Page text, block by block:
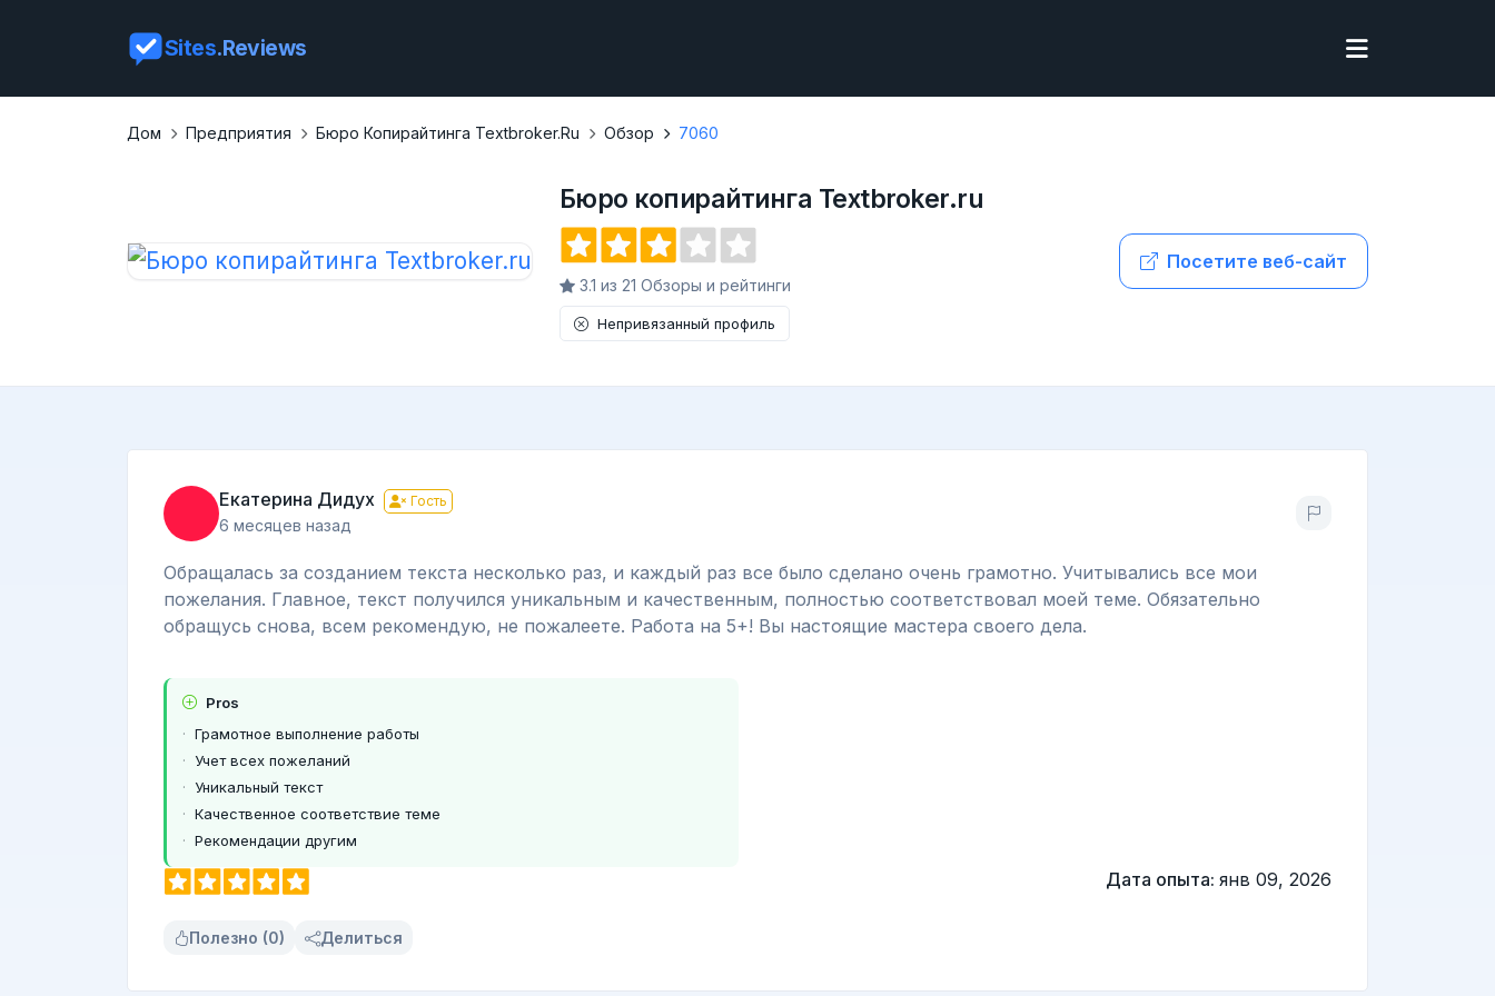
Sites.Reviews
Дом Предприятия Бюро Копирайтинга Textbroker.ru Обзор 7060
Бюро копирайтинга Textbroker.ru
3.1 из 21 Обзоры и рейтинги
Непривязанный профиль
Посетите веб-сайт
Екатерина Дидух Гость
6 месяцев назад
Обращалась за созданием текста несколько раз, и каждый раз все было сделано очень грамотно. Учитывались все мои
пожелания. Главное, текст получился уникальным и качественным, полностью соответствовал моей теме. Обязательно
обращусь снова, всем рекомендую, не пожалеете. Работа на 5+! Вы настоящие мастера своего дела.
Pros
Грамотное выполнение работы
Учет всех пожеланий
Уникальный текст
Качественное соответствие теме
Рекомендации другим
Дата опыта: янв 09, 2026
Полезно (0) Делиться